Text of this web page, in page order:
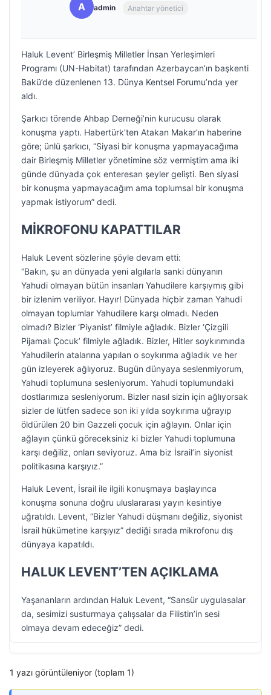
A admin Anahtar yönetici
Haluk Levent’ Birleşmiş Milletler İnsan Yerleşimleri
Programı (UN-Habitat) tarafından Azerbaycan’ın başkenti
Bakü’de düzenlenen 13. Dünya Kentsel Forumu’nda yer
aldı.
Şarkıcı törende Ahbap Derneği’nin kurucusu olarak
konuşma yaptı. Habertürk’ten Atakan Makar’ın haberine
göre; ünlü şarkıcı, “Siyasi bir konuşma yapmayacağıma
dair Birleşmiş Milletler yönetimine söz vermiştim ama iki
günde dünyada çok enteresan şeyler gelişti. Ben siyasi
bir konuşma yapmayacağım ama toplumsal bir konuşma
yapmak istiyorum” dedi.
MİKROFONU KAPATTILAR
Haluk Levent sözlerine şöyle devam etti:
“Bakın, şu an dünyada yeni algılarla sanki dünyanın
Yahudi olmayan bütün insanları Yahudilere karşıymış gibi
bir izlenim veriliyor. Hayır! Dünyada hiçbir zaman Yahudi
olmayan toplumlar Yahudilere karşı olmadı. Neden
olmadı? Bizler ‘Piyanist’ filmiyle ağladık. Bizler ‘Çizgili
Pijamalı Çocuk’ filmiyle ağladık. Bizler, Hitler soykırımında
Yahudilerin atalarına yapılan o soykırıma ağladık ve her
gün izleyerek ağlıyoruz. Bugün dünyaya seslenmiyorum,
Yahudi toplumuna sesleniyorum. Yahudi toplumundaki
dostlarımıza sesleniyorum. Bizler nasıl sizin için ağlıyorsak
sizler de lütfen sadece son iki yılda soykırıma uğrayıp
öldürülen 20 bin Gazzeli çocuk için ağlayın. Onlar için
ağlayın çünkü göreceksiniz ki bizler Yahudi toplumuna
karşı değiliz, onları seviyoruz. Ama biz İsrail’in siyonist
politikasına karşıyız.”
Haluk Levent, İsrail ile ilgili konuşmaya başlayınca
konuşma sonuna doğru uluslararası yayın kesintiye
uğratıldı. Levent, “Bizler Yahudi düşmanı değiliz, siyonist
İsrail hükümetine karşıyız” dediği sırada mikrofonu dış
dünyaya kapatıldı.
HALUK LEVENT’TEN AÇIKLAMA
Yaşananların ardından Haluk Levent, “Sansür uygulasalar
da, sesimizi susturmaya çalışsalar da Filistin’in sesi
olmaya devam edeceğiz” dedi.
1 yazı görüntüleniyor (toplam 1)